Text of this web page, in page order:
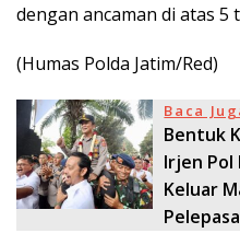
dengan ancaman di atas 5
(Humas Polda Jatim/Red)
Baca
Bentuk
Irjen Pol
Keluar